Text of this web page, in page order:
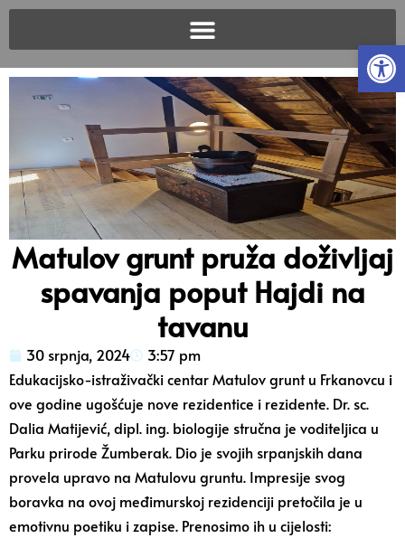
Matulov grunt pruža doživljaj
spavanja poput Hajdi na
tavanu
30 srpnja, 2024
3:57 pm
Edukacijsko-istraživački centar Matulov grunt u Frkanovcu i
ove godine ugošćuje nove rezidentice i rezidente. Dr. sc.
Dalia Matijević, dipl. ing. biologije stručna je voditeljica u
Parku prirode Žumberak. Dio je svojih srpanjskih dana
provela upravo na Matulovu gruntu. Impresije svog
boravka na ovoj međimurskoj rezidenciji pretočila je u
emotivnu poetiku i zapise. Prenosimo ih u cijelosti: